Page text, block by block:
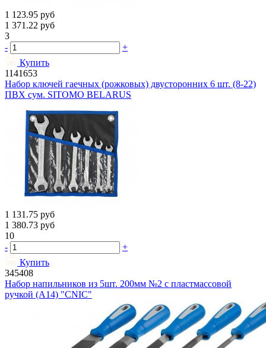
1 123.95 руб
1 371.22 руб
3
-
+
Купить
1141653
Набор ключей гаечных (рожковых) двусторонних 6 шт. (8-22)
ПВХ сум. SITOMO BELARUS
1 131.75 руб
1 380.73 руб
10
-
+
Купить
345408
Набор напильников из 5шт. 200мм №2 с пластмассовой
ручкой (A14) "CNIC"